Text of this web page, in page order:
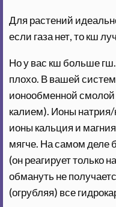
Для растений
если газа нет, то кш
Но у вас кш больше
плохо. В вашей
ионообменной
калием). Ионы
ионы кальция и
мягче. На самом деле
(он реагирует только
обмануть не
(огрубляя) все